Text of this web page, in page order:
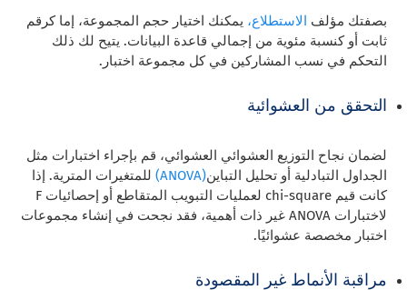
بصفتك مؤلف الاستطلاع، يمكنك اختيار حجم المجموعة، إما كرقم
ثابت أو كنسبة مئوية من إجمالي قاعدة البيانات. يتيح لك ذلك
التحكم في نسب المشاركين في كل مجموعة اختبار.
التحقق من العشوائية
لضمان نجاح التوزيع العشوائي العشوائي، قم بإجراء اختبارات مثل
الجداول التبادلية أو تحليل التباين(ANOVA)
للمتغيرات المترية. إذا
كانت قيم chi-square لعمليات التبويب المتقاطع أو إحصائيات F
لاختبارات ANOVA غير ذات أهمية، فقد نجحت في إنشاء مجموعات
اختبار مخصصة عشوائيًا.
مراقبة الأنماط غير المقصودة